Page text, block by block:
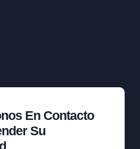
En Contacto
Su